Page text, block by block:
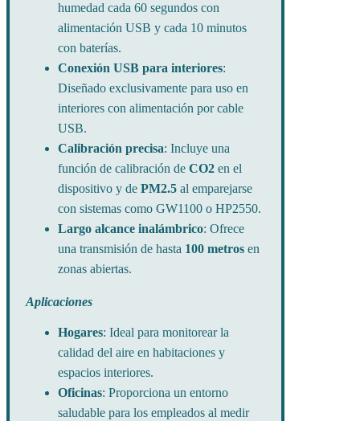
humedad cada 60 segundos con
alimentación USB y cada 10 minutos
con baterías.
Conexión USB para interiores:
Diseñado exclusivamente para uso en
interiores con alimentación por cable
USB.
Calibración precisa: Incluye una
función de calibración de CO2 en el
dispositivo y de PM2.5 al emparejarse
con sistemas como GW1100 o HP2550.
Largo alcance inalámbrico: Ofrece
una transmisión de hasta 100 metros en
zonas abiertas.
Aplicaciones
Hogares: Ideal para monitorear la
calidad del aire en habitaciones y
espacios interiores.
Oficinas: Proporciona un entorno
saludable para los empleados al medir